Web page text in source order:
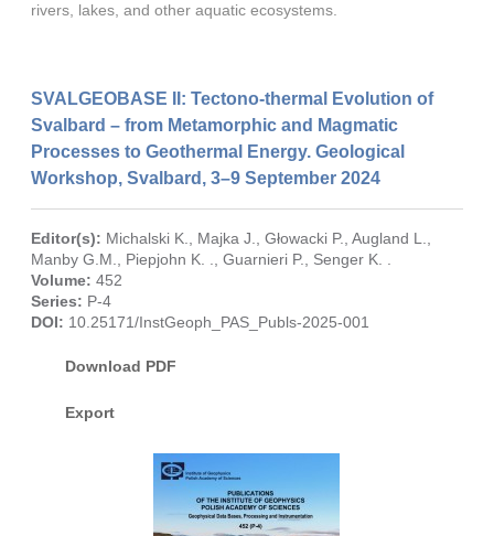
rivers, lakes, and other aquatic ecosystems.
SVALGEOBASE II: Tectono-thermal Evolution of
Svalbard – from Metamorphic and Magmatic
Processes to Geothermal Energy. Geological
Workshop, Svalbard, 3–9 September 2024
Editor(s): Michalski K. Majka J. ,Głowacki P. ,Augland L.
Manby G.M., Piepjohn K. .
,Guarnieri P., Senger K. .
Volume: 452
Series: P-4
DOI: 10.25171/InstGeoph_PAS_Publs-2025-001
Download PDF
Export